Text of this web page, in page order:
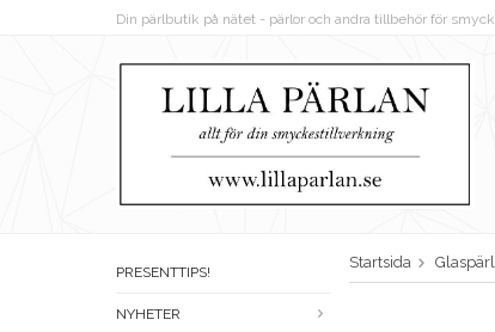
Din pärlbutik på nätet - pärlor och andra tillbehör för
PRESENTTIPS!
NYHETER
Startsida